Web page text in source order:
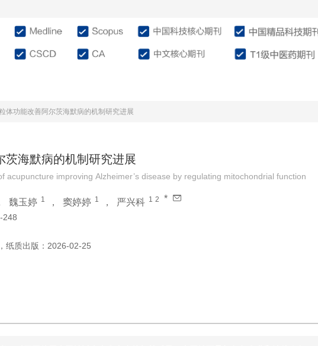
体功能改善阿尔茨海默病的机制研究进展
茨海默病的机制研究进展
acupuncture improving Alzheimer’s disease by regulating mitochondrial function
魏玉婷 1 ， 窦婷婷 1 ， 严兴科 1 2 *
248
， 纸质出版： 2026-02-25